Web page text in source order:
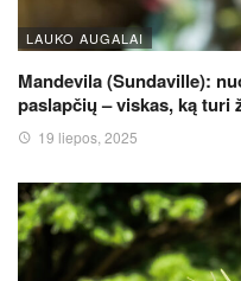
LAUKO AUGALAI
Mandevila (Sundaville):
paslapčių – viskas, ką turi
19 liepos, 2025